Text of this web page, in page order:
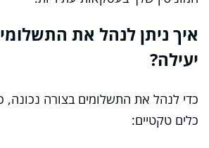
איך ניתן לנהל את
יעילה?
כדי לנהל את התשלומים בצורה
כלים טקטיים: